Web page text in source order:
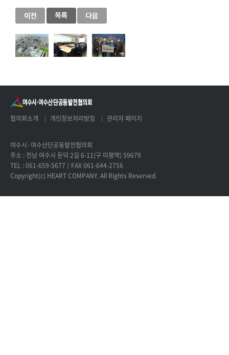
협의회소개 개인정보처리방침 관리자 페이지
여수시·여수산단공동발전협의회
주소 : 전남 여수시 둔덕 2길 6-11(구 미평역) 59679
TEL : 061-659-5677 / FAX 061-644-2756
Copyright(c) HEART COMPANY. All Rights Reserved.